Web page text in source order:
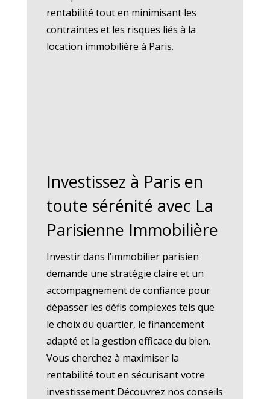
rentabilité tout en minimisant les
contraintes et les risques liés à la
location immobilière à Paris.
Investissez à Paris en
toute sérénité avec La
Parisienne Immobilière
Investir dans l’immobilier parisien
demande une stratégie claire et un
accompagnement de confiance pour
dépasser les défis complexes tels que
le choix du quartier, le financement
adapté et la gestion efficace du bien.
Vous cherchez à maximiser la
rentabilité tout en sécurisant votre
investissement Découvrez nos conseils